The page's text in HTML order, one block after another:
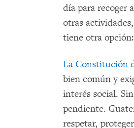
día para recoger
otras
tiene otra
La Constitución
bien común y
interés social.
pendiente.
respetar,